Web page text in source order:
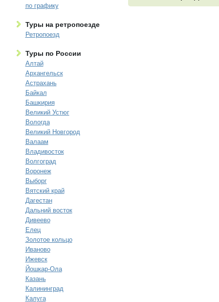
по графику
Туры на ретропоезде
Ретропоезд
Туры по России
Алтай
Архангельск
Астрахань
Байкал
Башкирия
Великий Устюг
Вологда
Великий Новгород
Валаам
Владивосток
Волгоград
Воронеж
Выборг
Вятский край
Дагестан
Дальний восток
Дивеево
Елец
Золотое кольцо
Иваново
Ижевск
Йошкар-Ола
Казань
Калининград
Калуга